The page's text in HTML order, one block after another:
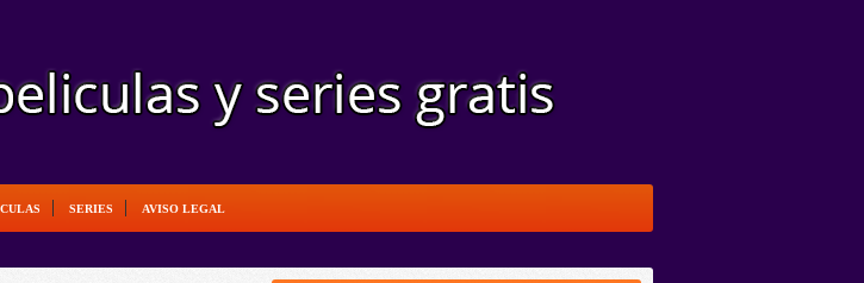
SERIES AVISO LEGAL